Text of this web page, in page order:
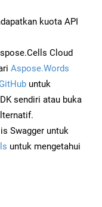
kuota API
Cloud
Aspose.Words
untuk
sendiri atau buka
Swagger untuk
untuk mengetahui